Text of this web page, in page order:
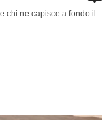
chi ne capisce a fondo il